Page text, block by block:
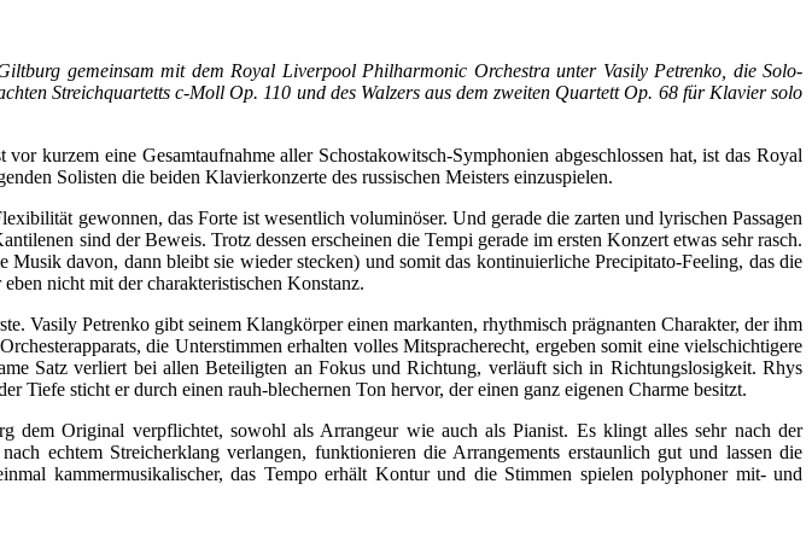
gemeinsam mit dem Royal Liverpool Philharmonic Orchestra unter Vasily Petrenko, die Solo-
Streichquartetts c-Moll Op. 110 und des Walzers aus dem zweiten Quartett Op. 68 für Klavier solo
kurzem eine Gesamtaufnahme aller Schostakowitsch-Symphonien abgeschlossen hat, ist das Royal
Solisten die beiden Klavierkonzerte des russischen Meisters einzuspielen.
gewonnen, das Forte ist wesentlich voluminöser. Und gerade die zarten und lyrischen Passagen
sind der Beweis. Trotz dessen erscheinen die Tempi gerade im ersten Konzert etwas sehr rasch.
davon, dann bleibt sie wieder stecken) und somit das kontinuierliche Precipitato-Feeling, das die
nicht mit der charakteristischen Konstanz.
Vasily Petrenko gibt seinem Klangkörper einen markanten, rhythmisch prägnanten Charakter, der ihm
die Unterstimmen erhalten volles Mitspracherecht, ergeben somit eine vielschichtigere
Satz verliert bei allen Beteiligten an Fokus und Richtung, verläuft sich in Richtungslosigkeit. Rhys
sticht er durch einen rauh-blechernen Ton hervor, der einen ganz eigenen Charme besitzt.
dem Original verpflichtet, sowohl als Arrangeur wie auch als Pianist. Es klingt alles sehr nach der
echtem Streicherklang verlangen, funktionieren die Arrangements erstaunlich gut und lassen die
kammermusikalischer, das Tempo erhält Kontur und die Stimmen spielen polyphoner mit- und